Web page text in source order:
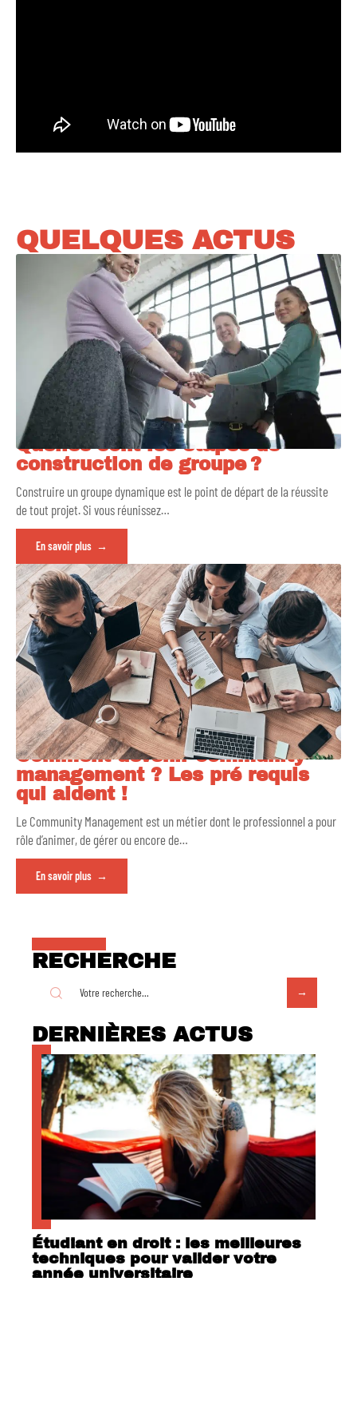
QUELQUES ACTUS
Quelles sont les étapes de
construction de groupe ?
Construire un groupe dynamique est le point de départ de la réussite
de tout projet. Si vous réunissez…
En savoir plus
Comment devenir community
management ? Les pré requis
qui aident !
Le Community Management est un métier dont le professionnel a pour
rôle d’animer, de gérer ou encore de…
En savoir plus
RECHERCHE
DERNIÈRES ACTUS
Étudiant en droit : les meilleures
techniques pour valider votre
année universitaire